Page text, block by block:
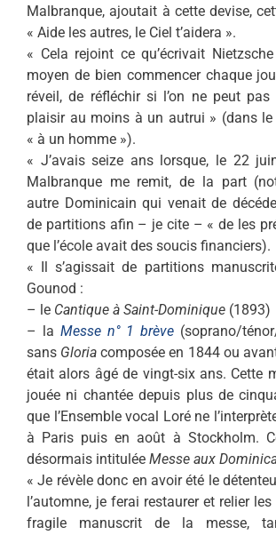
Malbranque, ajoutait à cette devise,
« Aide les autres, le Ciel t’aidera ».
« Cela rejoint ce qu’écrivait
moyen de bien commencer chaque
réveil, de réfléchir si l’on ne peut
plaisir au moins à un autrui » (dans le
« à un homme »).
« J’avais seize ans lorsque, le 22
Malbranque me remit, de la part
autre Dominicain qui venait de
de partitions afin – je cite – « de les
que l’école avait des soucis financiers).
« Il s’agissait de partitions
Gounod :
– le Cantique à Saint-Dominique (1893)
– la Messe n° 1 brève (soprano/
sans Gloria composée en 1844 ou
était alors âgé de vingt-six ans. Cette
jouée ni chantée depuis plus de
que l’Ensemble vocal Loré ne
à Paris puis en août à Stockholm.
désormais intitulée Messe aux
« Je révèle donc en avoir été le
l’automne, je ferai restaurer et relier
fragile manuscrit de la messe,